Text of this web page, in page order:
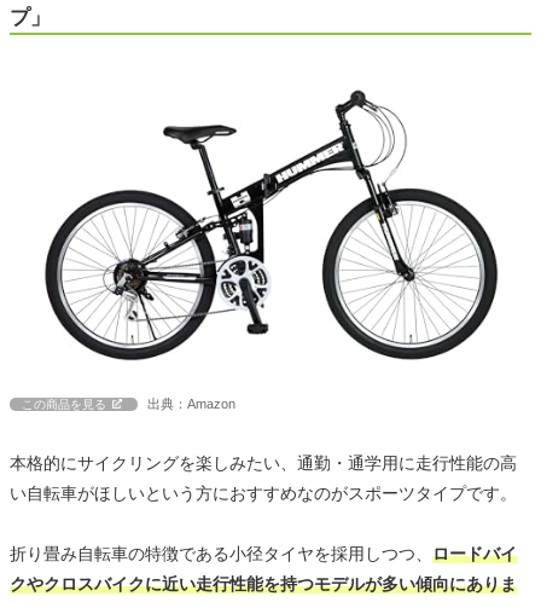
プ」
この商品を見る 出典：Amazon
本格的にサイクリングを楽しみたい、通勤・通学用に走行性能の高
い自転車がほしいという方におすすめなのがスポーツタイプです。
折り畳み自転車の特徴である小径タイヤを採用しつつ、 ロードバイ
クやクロスバイクに近い走行性能を持つモデルが多い傾向にありま